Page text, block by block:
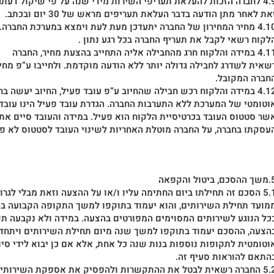
לאחר מתן הודעה בדבר העלאת תעריפים מראש של 30 יום ובכתב.
של החברה יתעדכן מעת לעת וימצא במערכת החברה.
רשאי לקבל את תעריף החברה בכל רגע נתון .
חרג מהחבילה אליה התחייב בהצעת מחיר, החברה
לשדרג לחבילה גדולה יותר ללא הודעה מוקדמת. ולחייבו ע”פ
המקובל.
רכש חבילה שהחיוב ע”פ עובד פעיל, החיוב יעשה בחישוב
של המערכת ללא התערבות החברה. הגדרת עובד פעיל הינו
סטטוס העובד בכרטיסיית הלקוח הוא פעיל. במידה והעובד סיים
בחברה, על החברה מוטלת האחריות לשינוי העובד לסטטוס לא
והקפאה
החתימה עליו ו/או על ההצעה וזאת מבלי לגרוע
תחילת השירותים, והוא יעמוד בתוקפו למשך התקופה הקבועה
הנוגע לשירותים המסוימים המפורטים בהצעה. במידה ולא נקבעה
ההסכם יעמוד בתוקפו למשך שנה מיום תחילת השירותים
לתקופות נוספות בנות שנה כל אחת, אלא אם כן יבוא לידי
להוראות סעיף זה.
ההתקשרות ולהפסיק את אספקת השירותים